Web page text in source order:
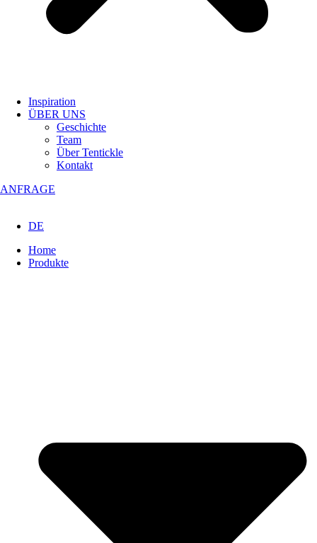
Inspiration
ÜBER UNS
Geschichte
Team
Über Tentickle
Kontakt
ANFRAGE
DE
Home
Produkte